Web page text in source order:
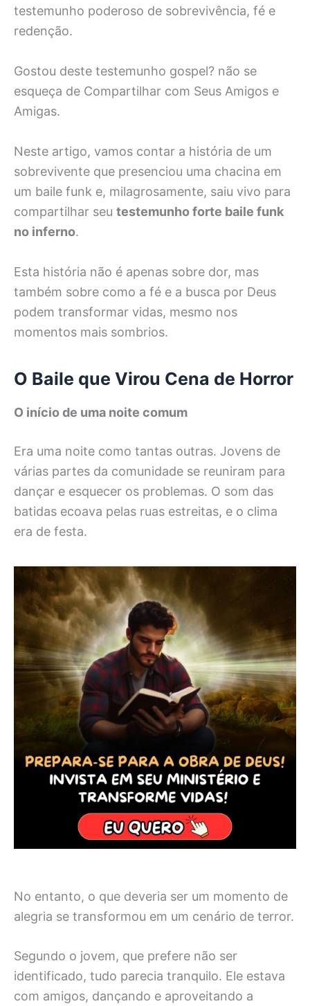
testemunho poderoso de sobrevivência, fé e
redenção.
Gostou deste testemunho gospel? não se
esqueça de Compartilhar com Seus Amigos e
Amigas.
Neste artigo, vamos contar a história de um
sobrevivente que presenciou uma chacina em
um baile funk e, milagrosamente, saiu vivo para
compartilhar seu testemunho forte baile funk
no inferno.
Esta história não é apenas sobre dor, mas
também sobre como a fé e a busca por Deus
podem transformar vidas, mesmo nos
momentos mais sombrios.
O Baile que Virou Cena de Horror
O início de uma noite comum
Era uma noite como tantas outras. Jovens de
várias partes da comunidade se reuniram para
dançar e esquecer os problemas. O som das
batidas ecoava pelas ruas estreitas, e o clima
era de festa.
No entanto, o que deveria ser um momento de
alegria se transformou em um cenário de terror.
Segundo o jovem, que prefere não ser
identificado, tudo parecia tranquilo. Ele estava
com amigos, dançando e aproveitando a